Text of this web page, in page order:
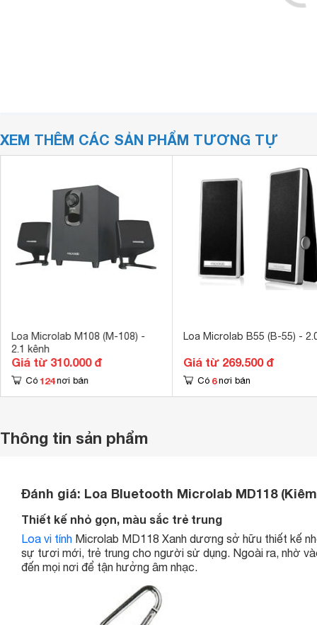
XEM THÊM CÁC SẢN PHẨM TƯƠNG TỰ
Loa Microlab M108 (M-108) -
2.1 kênh
Giá từ 310.000 đ
Có 124 nơi bán
Loa Microlab B55 (B-55) -
Giá từ 269.500 đ
Có 6 nơi bán
Thông tin sản phẩm
Đánh giá: Loa Bluetooth Microlab MD118
Thiết kế nhỏ gọn, màu sắc trẻ trung
Loa vi tính Microlab MD118 Xanh dương sở hữu thiết kế
sự tươi mới, trẻ trung cho người sử dụng. Ngoài ra, nhờ
đến mọi nơi để tận hưởng âm nhạc.